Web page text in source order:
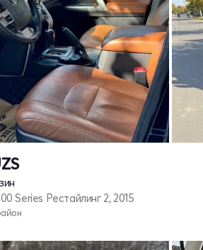
Series Рестайлинг 2, 2015